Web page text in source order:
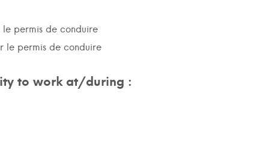
permis de conduire
le permis de conduire
to work at/during :